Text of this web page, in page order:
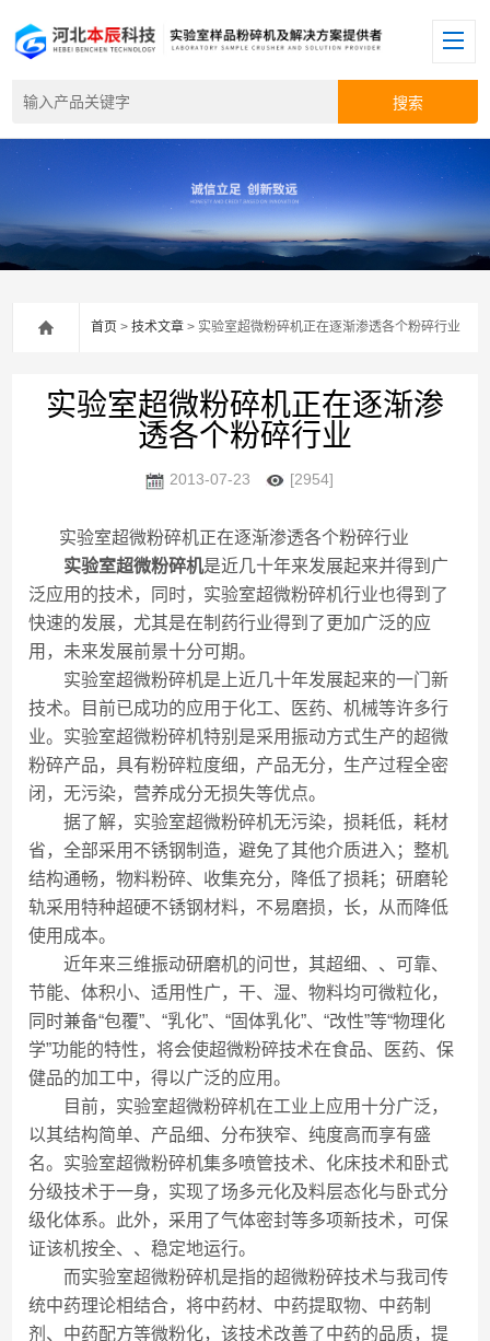
首页 >技术文章 > 实验室超微粉碎机正在逐渐渗透各个粉碎行业
实验室超微粉碎机正在逐渐渗
透各个粉碎行业
2013-07-23 [2954]
实验室超微粉碎机正在逐渐渗透各个粉碎行业
实验室超微粉碎机是近几十年来发展起来并得到广
泛应用的技术，同时，实验室超微粉碎机行业也得到了
快速的发展，尤其是在制药行业得到了更加广泛的应
用，未来发展前景十分可期。
实验室超微粉碎机是上近几十年发展起来的一门新
技术。目前已成功的应用于化工、医药、机械等许多行
业。实验室超微粉碎机特别是采用振动方式生产的超微
粉碎产品，具有粉碎粒度细，产品无分，生产过程全密
闭，无污染，营养成分无损失等优点。
据了解，实验室超微粉碎机无污染，损耗低，耗材
省，全部采用不锈钢制造，避免了其他介质进入；整机
结构通畅，物料粉碎、收集充分，降低了损耗；研磨轮
轨采用特种超硬不锈钢材料，不易磨损，长，从而降低
使用成本。
近年来三维振动研磨机的问世，其超细、、可靠、
节能、体积小、适用性广，干、湿、物料均可微粒化，
同时兼备“包覆”、“乳化”、“固体乳化”、“改性”等“物理化
学”功能的特性，将会使超微粉碎技术在食品、医药、保
健品的加工中，得以广泛的应用。
目前，实验室超微粉碎机在工业上应用十分广泛，
以其结构简单、产品细、分布狭窄、纯度高而享有盛
名。实验室超微粉碎机集多喷管技术、化床技术和卧式
分级技术于一身，实现了场多元化及料层态化与卧式分
级化体系。此外，采用了气体密封等多项新技术，可保
证该机按全、、稳定地运行。
而实验室超微粉碎机是指的超微粉碎技术与我司传
统中药理论相结合，将中药材、中药提取物、中药制
剂、中药配方等微粉化，该技术改善了中药的品质，提